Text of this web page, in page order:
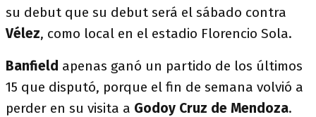
su debut que su debut será el sábado contra
Vélez, como local en el estadio Florencio Sola.
Banfield apenas ganó un partido de los últimos
15 que disputó, porque el fin de semana volvió a
perder en su visita a Godoy Cruz de Mendoza.